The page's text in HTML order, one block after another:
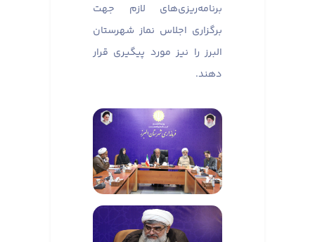
برنامه‌ریزی‌های لازم جهت
برگزاری اجلاس نماز شهرستان
البرز را نیز مورد پیگیری قرار
دهند.